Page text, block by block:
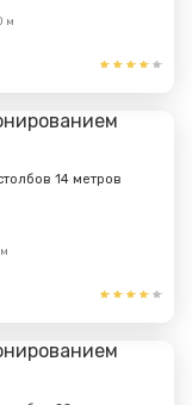
м
14 метров